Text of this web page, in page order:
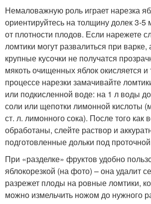
Немаловажную роль играет нарезка
ориентируйтесь на толщину долек 3-5
от плотности плодов. Если нарежете
ломтики могут развалиться при
крупные кусочки не получатся
мякоть очищенных яблок окисляется и
процессе нарезки замачивайте
или подкисленной воде: на 1 л воды
соли или щепотки лимонной кислоты
ст. л. лимонного сока). После того как
обработаны, слейте раствор и
подготовленные дольки под
При «разделке» фруктов удобно
яблокорезкой (на фото) – она удалит
разрежет плоды на ровные ломтики,
можно измельчить ножом до нужного